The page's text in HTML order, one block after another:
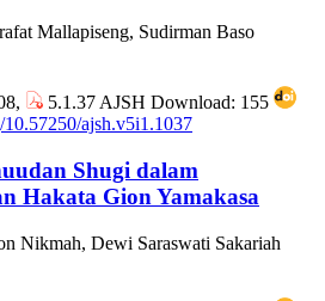
Mallapiseng, Sudirman Baso
5.1.37 AJSH Download: 155
ajsh.v5i1.1037
Shugi dalam
Hakata Gion Yamakasa
Nikmah, Dewi Saraswati Sakariah